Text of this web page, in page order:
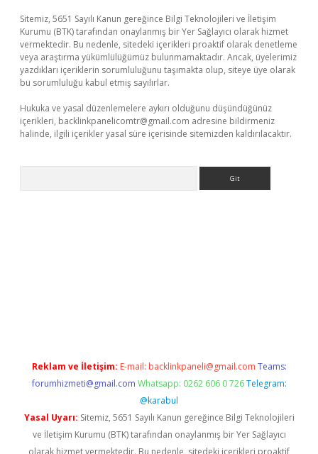
Sitemiz, 5651 Sayılı Kanun gereğince Bilgi Teknolojileri ve İletişim
Kurumu (BTK) tarafından onaylanmış bir Yer Sağlayıcı olarak hizmet
vermektedir. Bu nedenle, sitedeki içerikleri proaktif olarak denetleme
veya araştırma yükümlülüğümüz bulunmamaktadır. Ancak, üyelerimiz
yazdıkları içeriklerin sorumluluğunu taşımakta olup, siteye üye olarak
bu sorumluluğu kabul etmiş sayılırlar.
Hukuka ve yasal düzenlemelere aykırı olduğunu düşündüğünüz
içerikleri, backlinkpanelicomtr@gmail.com adresine bildirmeniz
halinde, ilgili içerikler yasal süre içerisinde sitemizden kaldırılacaktır.
Reklam ve İletişim: E-mail: backlinkpaneli@gmail.com Teams:
forumhizmeti@gmail.com Whatsapp: 0262 606 0 726 Telegram:
@karabul
Yasal Uyarı: Sitemiz, 5651 Sayılı Kanun gereğince Bilgi Teknolojileri
ve İletişim Kurumu (BTK) tarafından onaylanmış bir Yer Sağlayıcı
olarak hizmet vermektedir. Bu nedenle, sitedeki içerikleri proaktif